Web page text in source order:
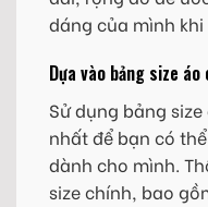
dáng của mình
Dựa vào bảng size áo
Sử dụng bảng
nhất để bạn có
dành cho mình.
size chính, bao